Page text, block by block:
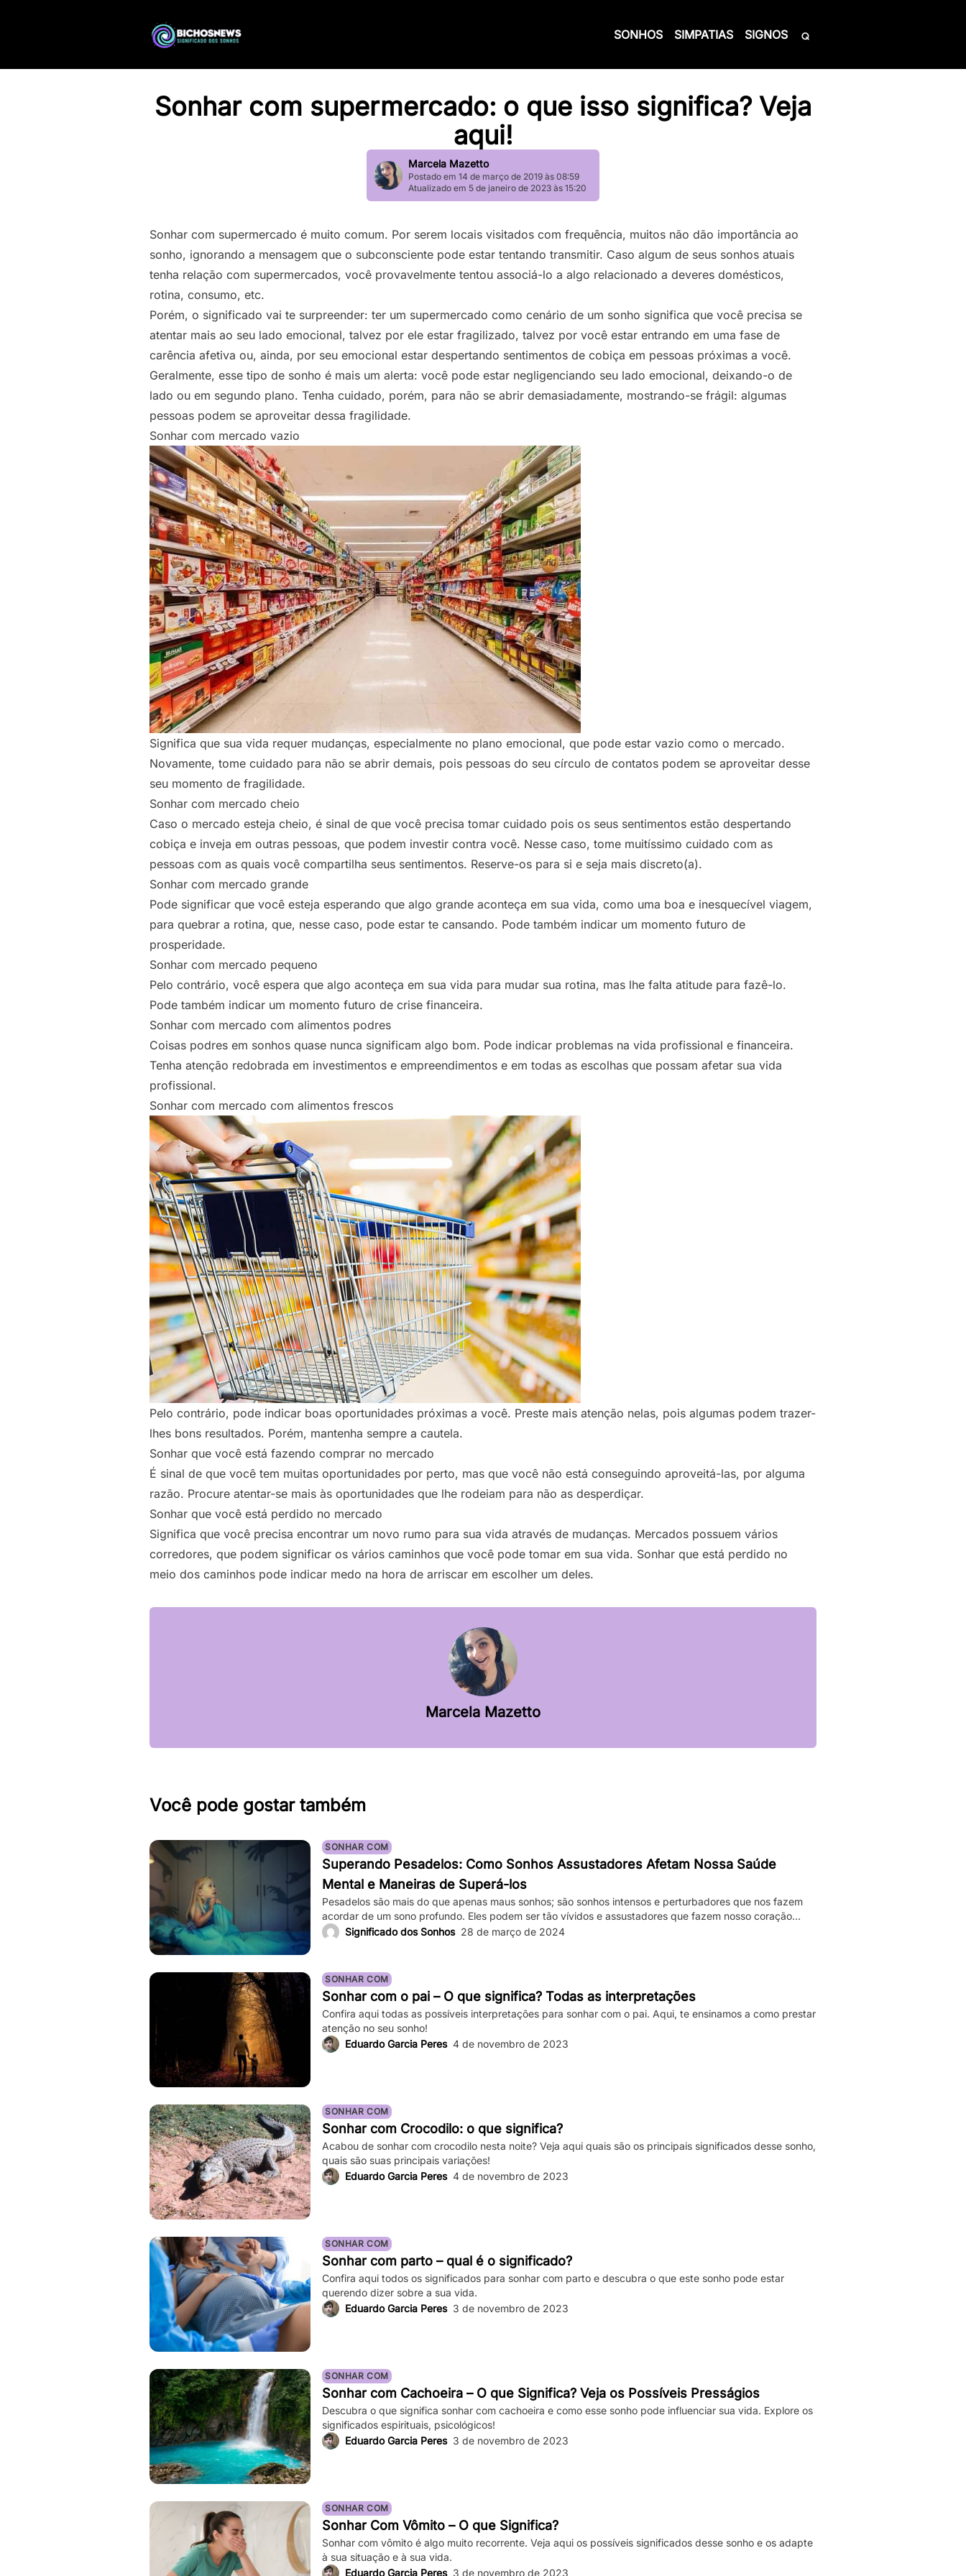
SONHOS SIMPATIAS SIGNOS
Sonhar com supermercado: o que isso significa? Veja
aqui!
Marcela Mazetto
Postado em 14 de março de 2019 às 08:59
Atualizado em 5 de janeiro de 2023 às 15:20
Sonhar com supermercado é muito comum. Por serem locais visitados com frequência, muitos não dão importância ao
sonho, ignorando a mensagem que o subconsciente pode estar tentando transmitir. Caso algum de seus sonhos atuais
tenha relação com supermercados, você provavelmente tentou associá-lo a algo relacionado a deveres domésticos,
rotina, consumo, etc.
Porém, o significado vai te surpreender: ter um supermercado como cenário de um sonho significa que você precisa se
atentar mais ao seu lado emocional, talvez por ele estar fragilizado, talvez por você estar entrando em uma fase de
carência afetiva ou, ainda, por seu emocional estar despertando sentimentos de cobiça em pessoas próximas a você.
Geralmente, esse tipo de sonho é mais um alerta: você pode estar negligenciando seu lado emocional, deixando-o de
lado ou em segundo plano. Tenha cuidado, porém, para não se abrir demasiadamente, mostrando-se frágil: algumas
pessoas podem se aproveitar dessa fragilidade.
Sonhar com mercado vazio
Significa que sua vida requer mudanças, especialmente no plano emocional, que pode estar vazio como o mercado.
Novamente, tome cuidado para não se abrir demais, pois pessoas do seu círculo de contatos podem se aproveitar desse
seu momento de fragilidade.
Sonhar com mercado cheio
Caso o mercado esteja cheio, é sinal de que você precisa tomar cuidado pois os seus sentimentos estão despertando
cobiça e inveja em outras pessoas, que podem investir contra você. Nesse caso, tome muitíssimo cuidado com as
pessoas com as quais você compartilha seus sentimentos. Reserve-os para si e seja mais discreto(a).
Sonhar com mercado grande
Pode significar que você esteja esperando que algo grande aconteça em sua vida, como uma boa e inesquecível viagem,
para quebrar a rotina, que, nesse caso, pode estar te cansando. Pode também indicar um momento futuro de
prosperidade.
Sonhar com mercado pequeno
Pelo contrário, você espera que algo aconteça em sua vida para mudar sua rotina, mas lhe falta atitude para fazê-lo.
Pode também indicar um momento futuro de crise financeira.
Sonhar com mercado com alimentos podres
Coisas podres em sonhos quase nunca significam algo bom. Pode indicar problemas na vida profissional e financeira.
Tenha atenção redobrada em investimentos e empreendimentos e em todas as escolhas que possam afetar sua vida
profissional.
Sonhar com mercado com alimentos frescos
Pelo contrário, pode indicar boas oportunidades próximas a você. Preste mais atenção nelas, pois algumas podem trazer-
lhes bons resultados. Porém, mantenha sempre a cautela.
Sonhar que você está fazendo comprar no mercado
É sinal de que você tem muitas oportunidades por perto, mas que você não está conseguindo aproveitá-las, por alguma
razão. Procure atentar-se mais às oportunidades que lhe rodeiam para não as desperdiçar.
Sonhar que você está perdido no mercado
Significa que você precisa encontrar um novo rumo para sua vida através de mudanças. Mercados possuem vários
corredores, que podem significar os vários caminhos que você pode tomar em sua vida. Sonhar que está perdido no
meio dos caminhos pode indicar medo na hora de arriscar em escolher um deles.
Marcela Mazetto
Você pode gostar também
SONHAR COM
Superando Pesadelos: Como Sonhos Assustadores Afetam Nossa Saúde
Mental e Maneiras de Superá-los
Pesadelos são mais do que apenas maus sonhos; são sonhos intensos e perturbadores que nos fazem
acordar de um sono profundo. Eles podem ser tão vívidos e assustadores que fazem nosso coração
bater forte, e a sensação de medo persiste mesmo depois de acordarmos. Enquanto pesadelos
Significado dos Sonhos 28 de março de 2024
SONHAR COM
Sonhar com o pai – O que significa? Todas as interpretações
Confira aqui todas as possíveis interpretações para sonhar com o pai. Aqui, te ensinamos a como prestar
atenção no seu sonho!
Eduardo Garcia Peres 4 de novembro de 2023
SONHAR COM
Sonhar com Crocodilo: o que significa?
Acabou de sonhar com crocodilo nesta noite? Veja aqui quais são os principais significados desse sonho,
quais são suas principais variações!
Eduardo Garcia Peres 4 de novembro de 2023
SONHAR COM
Sonhar com parto – qual é o significado?
Confira aqui todos os significados para sonhar com parto e descubra o que este sonho pode estar
querendo dizer sobre a sua vida.
Eduardo Garcia Peres 3 de novembro de 2023
SONHAR COM
Sonhar com Cachoeira – O que Significa? Veja os Possíveis Presságios
Descubra o que significa sonhar com cachoeira e como esse sonho pode influenciar sua vida. Explore os
significados espirituais, psicológicos!
Eduardo Garcia Peres 3 de novembro de 2023
SONHAR COM
Sonhar Com Vômito – O que Significa?
Sonhar com vômito é algo muito recorrente. Veja aqui os possíveis significados desse sonho e os adapte
à sua situação e à sua vida.
Eduardo Garcia Peres 3 de novembro de 2023